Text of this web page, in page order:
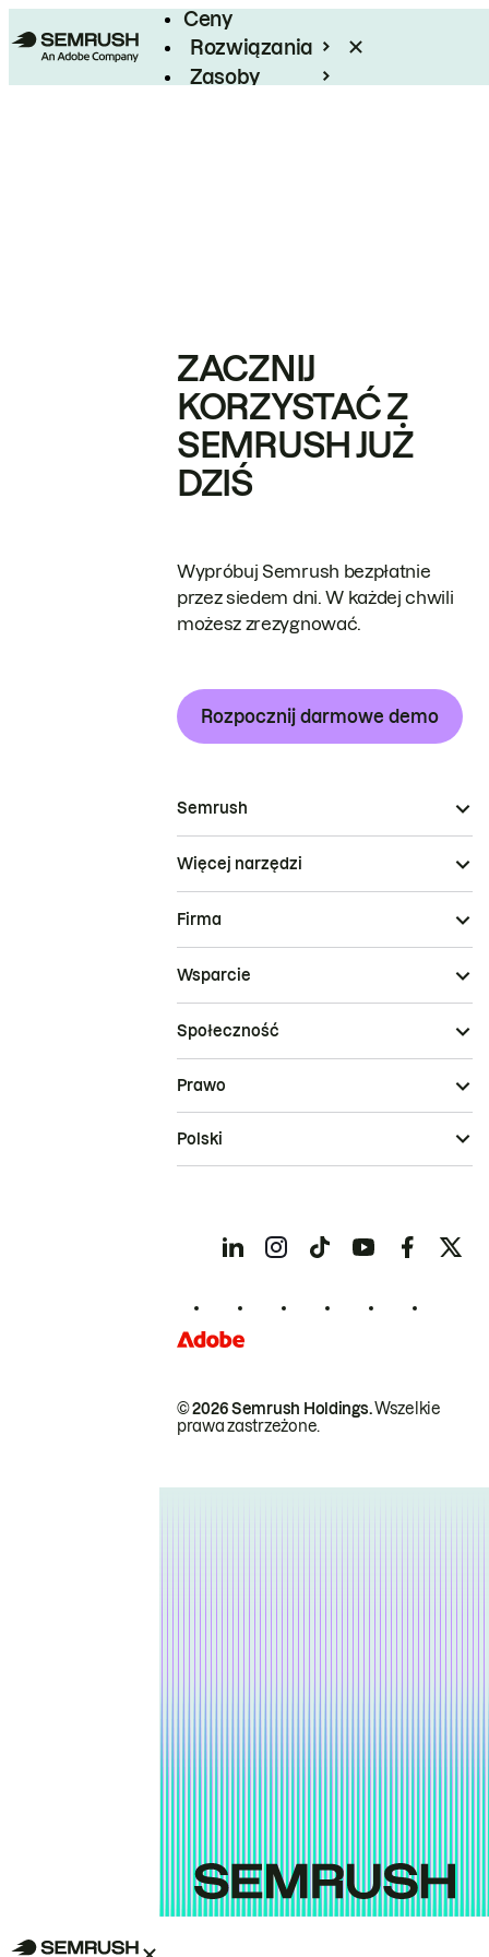
Ceny
Rozwiązania
Zasoby
ZACZNIJ
KORZYSTAĆ Z
SEMRUSH JUŻ
DZIŚ
Wypróbuj Semrush bezpłatnie
przez siedem dni. W każdej chwili
możesz zrezygnować.
Rozpocznij darmowe demo
Semrush
Więcej narzędzi
Firma
Wsparcie
Społeczność
© 2026 Semrush Holdings.Wszelkie
prawa zastrzeżone.
Prawo
Polski